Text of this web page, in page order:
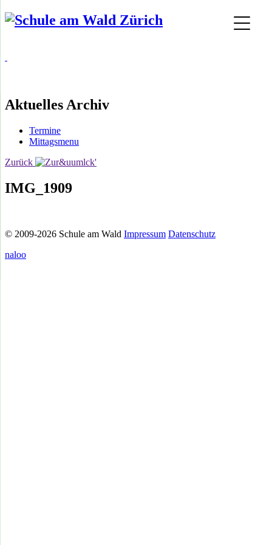
Aktuelles Archiv
Termine
Mittagsmenu
Zurück
IMG_1909
© 2009-2026 Schule am Wald Impressum Datenschutz
naloo